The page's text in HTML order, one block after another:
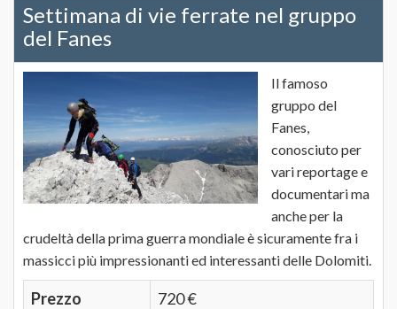
Settimana di vie ferrate nel gruppo
del Fanes
Il famoso
gruppo del
Fanes,
conosciuto per
vari reportage e
documentari ma
anche per la
crudeltà della prima guerra mondiale è sicuramente fra i
massicci più impressionanti ed interessanti delle Dolomiti.
Prezzo
720 €